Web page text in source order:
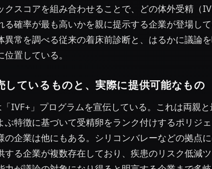
クスコアを組み合わせることで、どの体外受精（
る確率が最も高いかを親に提示する企業が登場し
異常を調べる従来の着床前診断と、はるかに議論
置している。
しているものと、実際に提供可能なもの
IVF+」プログラムを宣伝している。これは両親
ぶ特徴に基づいて受精卵をランク付けするポリジ
の企業は他にもある。シリコンバレーなどの拠点
する企業が複数存在しており、疾患のリスク低減